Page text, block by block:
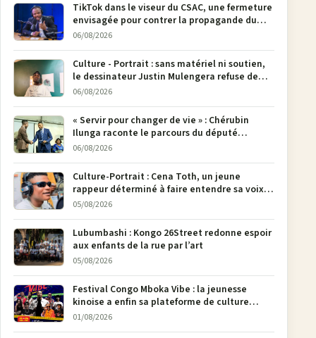
TikTok dans le viseur du CSAC, une fermeture
envisagée pour contrer la propagande du
M23
06/08/2026
Culture - Portrait : sans matériel ni soutien,
le dessinateur Justin Mulengera refuse de
poser son crayon
06/08/2026
« Servir pour changer de vie » : Chérubin
Ilunga raconte le parcours du député
national Jethro Muyombi Tshimbu en 137
06/08/2026
Culture-Portrait : Cena Toth, un jeune
rappeur déterminé à faire entendre sa voix à
Bunia
05/08/2026
Lubumbashi : Kongo 26Street redonne espoir
aux enfants de la rue par l’art
05/08/2026
Festival Congo Mboka Vibe : la jeunesse
kinoise a enfin sa plateforme de culture
urbaine
01/08/2026